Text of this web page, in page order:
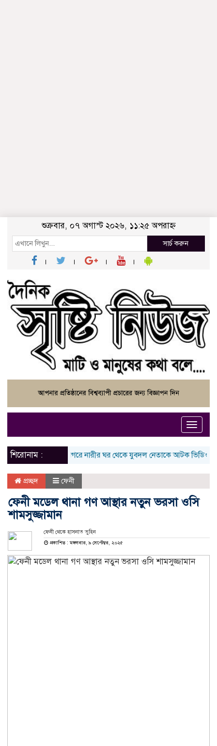
শুক্রবার, ০৭ অগাস্ট ২০২৬, ১১:২৫ অপরাহ্ন
সার্চ করুন
Toggle
শিরোনাম :শ্যামনগরে নারীর ঘর থেকে যুবদল নেতাকে আটক ভিডিও ভাইরাল
প্রচ্ছদ ফেনী
ফেনী মডেল থানা গণ আস্থার নতুন ভরসা ওসি
শামসুজ্জামান
ফেনী থেকে হাসনাত তুহিন
প্রকাশিত : মঙ্গলবার, ৯ সেপ্টেম্বর, ২০২৫